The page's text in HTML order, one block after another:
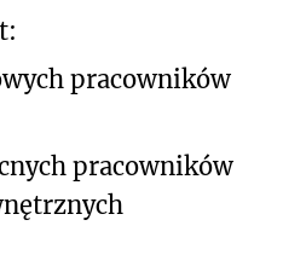
pracowników
pracowników